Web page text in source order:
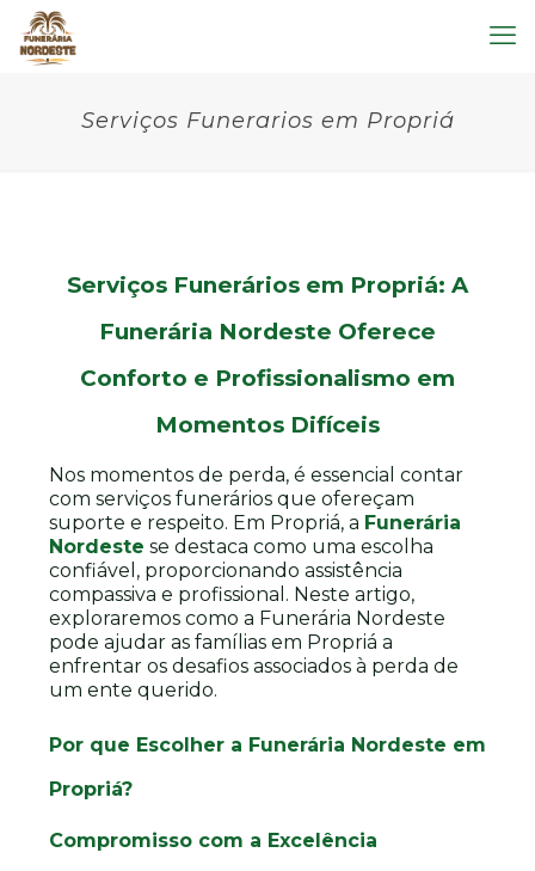
Serviços Funerarios em Propriá
Serviços Funerários em Propriá: A
Funerária Nordeste Oferece
Conforto e Profissionalismo em
Momentos Difíceis
Nos momentos de perda, é essencial contar
com serviços funerários que ofereçam
suporte e respeito. Em Propriá, a Funerária
Nordeste se destaca como uma escolha
confiável, proporcionando assistência
compassiva e profissional. Neste artigo,
exploraremos como a Funerária Nordeste
pode ajudar as famílias em Propriá a
enfrentar os desafios associados à perda de
um ente querido.
Por que Escolher a Funerária Nordeste em
Propriá?
Compromisso com a Excelência